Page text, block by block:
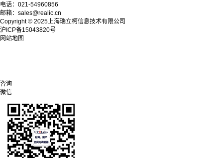
电话：021-54960856
邮箱：sales@realic.cn
Copyright © 2025上海瑞立柯信息技术有限公司
沪ICP备15043820号
网站地图
咨询
微信